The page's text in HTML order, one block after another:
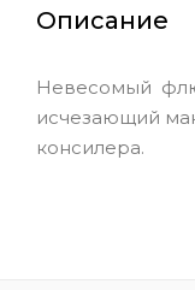
Описание
Невесомый
исчезающий
консилера.